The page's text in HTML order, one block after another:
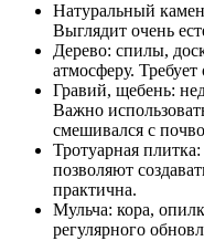
Натуральный
Выглядит очень
Дерево: спилы,
атмосферу.
Гравий, щебень:
Важно
смешивался с
Тротуарная
позволяют
практична.
Мульча: кора,
регулярного